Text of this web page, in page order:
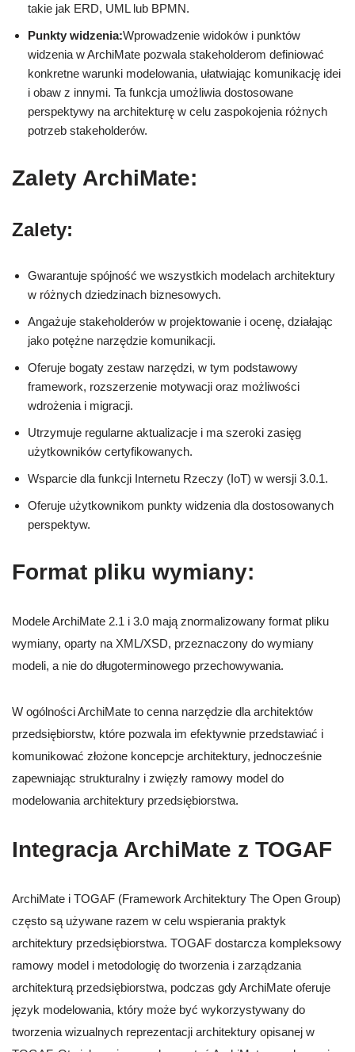
takie jak ERD, UML lub BPMN.
Punkty widzenia:Wprowadzenie widoków i punktów
widzenia w ArchiMate pozwala stakeholderom definiować
konkretne warunki modelowania, ułatwiając komunikację idei
i obaw z innymi. Ta funkcja umożliwia dostosowane
perspektywy na architekturę w celu zaspokojenia różnych
potrzeb stakeholderów.
Zalety ArchiMate:
Zalety:
Gwarantuje spójność we wszystkich modelach architektury
w różnych dziedzinach biznesowych.
Angażuje stakeholderów w projektowanie i ocenę, działając
jako potężne narzędzie komunikacji.
Oferuje bogaty zestaw narzędzi, w tym podstawowy
framework, rozszerzenie motywacji oraz możliwości
wdrożenia i migracji.
Utrzymuje regularne aktualizacje i ma szeroki zasięg
użytkowników certyfikowanych.
Wsparcie dla funkcji Internetu Rzeczy (IoT) w wersji 3.0.1.
Oferuje użytkownikom punkty widzenia dla dostosowanych
perspektyw.
Format pliku wymiany:
Modele ArchiMate 2.1 i 3.0 mają znormalizowany format pliku
wymiany, oparty na XML/XSD, przeznaczony do wymiany
modeli, a nie do długoterminowego przechowywania.
W ogólności ArchiMate to cenna narzędzie dla architektów
przedsiębiorstw, które pozwala im efektywnie przedstawiać i
komunikować złożone koncepcje architektury, jednocześnie
zapewniając strukturalny i zwięzły ramowy model do
modelowania architektury przedsiębiorstwa.
Integracja ArchiMate z TOGAF
ArchiMate i TOGAF (Framework Architektury The Open Group)
często są używane razem w celu wspierania praktyk
architektury przedsiębiorstwa. TOGAF dostarcza kompleksowy
ramowy model i metodologię do tworzenia i zarządzania
architekturą przedsiębiorstwa, podczas gdy ArchiMate oferuje
język modelowania, który może być wykorzystywany do
tworzenia wizualnych reprezentacji architektury opisanej w